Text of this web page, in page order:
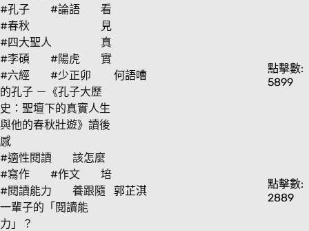
#孔子
#論語
#春秋
#四大聖人
#李碩
#陽虎
#六經
#少正卯
看
見
真
實
的孔子 －《孔子大歷
史：聖壇下的真實人生
與他的春秋壯遊》讀後
感
何語嘈
點擊數:
5899
#適性閱讀
#寫作
#作文
#閱讀能力
該怎麼
培
養跟隨
一輩子的「閱讀能
力」？
郭芷淇
點擊數:
2889